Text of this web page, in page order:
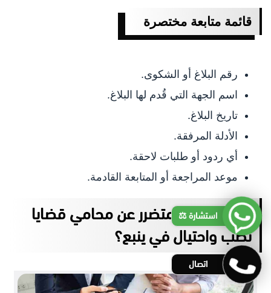
قائمة متابعة مختصرة
رقم البلاغ أو الشكوى.
اسم الجهة التي قُدم لها البلاغ.
تاريخ البلاغ.
الأدلة المرفقة.
أي ردود أو طلبات لاحقة.
موعد المراجعة أو المتابعة القادمة.
لماذا يبحث المتضرر عن محامي قضايا
نصب واحتيال في ينبع؟
اتصال
استشارة ⚖️